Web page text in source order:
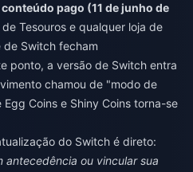
pago (11 de junho de
de Tesouros e qualquer loja de
Switch fecham
ponto, a versão de Switch entra
chamou de "modo de
Coins e Shiny Coins torna-se
do Switch é direto:
antecedência ou vincular sua